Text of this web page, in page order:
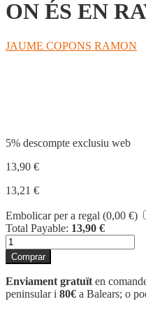
ON ÉS EN
JAUME COPONS RAMON
5% descompte exclusiu web
13,90 €
13,21 €
Embolicar per a regal (0,00 €)
Total Payable: 13,90 €
quantitat
de
ON
ÉS
EN
RAVEL?
Comprar
Enviament gratuït en
peninsular i 80€ a Balears; o